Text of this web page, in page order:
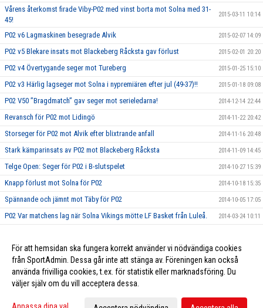
Vårens återkomst firade Viby-P02 med vinst borta mot Solna med 31-
45!
2015-03-11 10:14
P02 v6 Lagmaskinen besegrade Alvik 2015-02-07 14:09
P02 v5 Blekare insats mot Blackeberg Råcksta gav förlust 2015-02-01 20:20
P02 v4 Övertygande seger mot Tureberg 2015-01-25 15:10
P02 v3 Härlig lagseger mot Solna i nypremiären efter jul (49-37)!! 2015-01-18 09:08
P02 V50 ”Bragdmatch” gav seger mot serieledarna! 2014-12-14 22:44
Revansch för P02 mot Lidingö 2014-11-22 20:42
Storseger för P02 mot Alvik efter blixtrande anfall 2014-11-16 20:48
Stark kämparinsats av P02 mot Blackeberg Råcksta 2014-11-09 14:45
Telge Open: Seger för P02 i B-slutspelet 2014-10-27 15:39
Knapp förlust mot Solna för P02 2014-10-18 15:35
Spännande och jämnt mot Täby för P02 2014-10-05 17:05
P02 Var matchens lag när Solna Vikings mötte LF Basket från Luleå. 2014-03-24 10:11
P02 v4. EB-ligan: Seger i helgens båda matcher 2014-03-19 10:14
För att hemsidan ska fungera korrekt använder vi nödvändiga cookies
från SportAdmin. Dessa går inte att stänga av. Föreningen kan också
använda frivilliga cookies, t.ex. för statistik eller marknadsföring. Du
väljer själv om du vill acceptera dessa.
Anpassa dina val